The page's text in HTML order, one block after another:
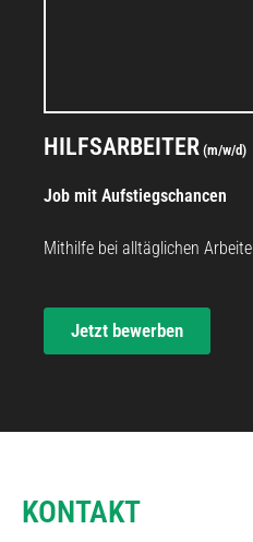
HILFSARBEITER (m/w/d)
Job mit Aufstiegschancen
Mithilfe bei alltäglichen
Jetzt bewerben
KONTAKT